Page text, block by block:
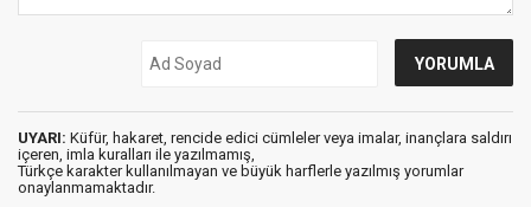
UYARI: Küfür, hakaret, rencide edici cümleler veya imalar, inançlara saldırı
içeren, imla kuralları ile yazılmamış,
Türkçe karakter kullanılmayan ve büyük harflerle yazılmış yorumlar
onaylanmamaktadır.